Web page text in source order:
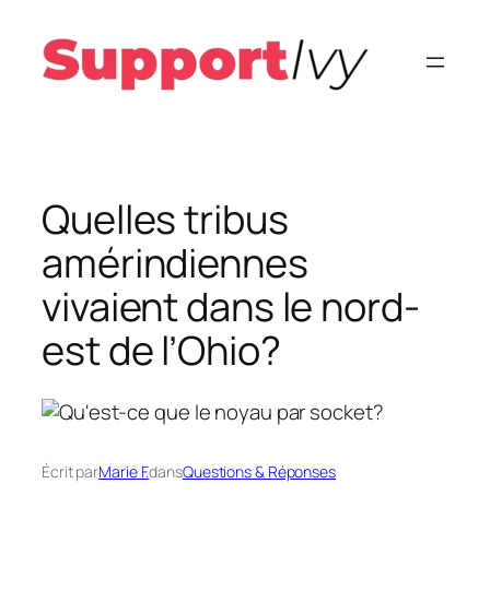
contenu
Quelles tribus
amérindiennes
vivaient dans le nord-
est de l’Ohio?
Écrit parMarie F.dansQuestions & Réponses